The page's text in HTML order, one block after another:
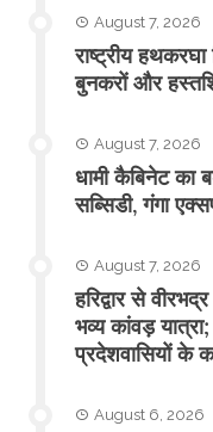
August 7, 2026
राष्ट्रीय
बुनकरों और
August 7, 2026
​धामी कैबिनेट
सब्सिडी, गंगा
August 7, 2026
​हरिद्वार से
भव्य कांवड़
प्रदेशवासियों के
August 6, 2026